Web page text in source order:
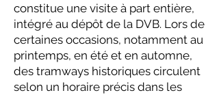
constitue une visite à part entière,
intégré au dépôt de la DVB. Lors de
certaines occasions, notamment au
printemps, en été et en automne,
des tramways historiques circulent
selon un horaire précis dans les